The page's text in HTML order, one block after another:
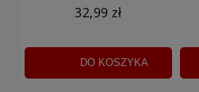
32,99 zł
DO KOSZYKA